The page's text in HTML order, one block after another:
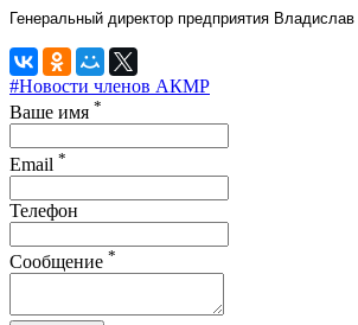
Генеральный директор предприятия
#Новости членов АКМР
Ваше имя *
Email *
Телефон
Сообщение *